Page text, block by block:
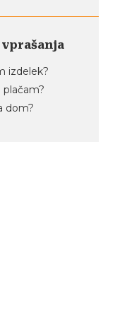
izdelek?
plačam?
dom?